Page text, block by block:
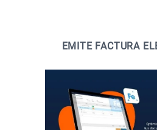
EMITE FACTURA